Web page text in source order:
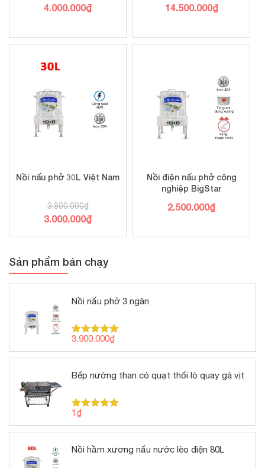
4.000.000₫ 14.500.000₫
Nồi nấu phở 30L Việt Nam
3.800.000₫
Giá
3.000.000₫
Giá
tại
là:
3.000.000₫.
Nồi điện nấu phở công
nghiệp BigStar
2.500.000₫
Sản phẩm bán chạy
Nồi nấu phở 3 ngăn
Được xếp
hạng5.00
5 sao
3.900.000₫
Bếp nướng than có quạt thổi lò quay gà vịt
Được xếp
hạng5.00
5 sao
1₫
Nồi hầm xương nấu nước lèo điện 80L